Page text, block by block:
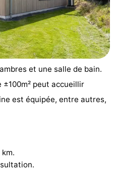
et une salle de bain.
peut accueillir
est équipée, entre autres,